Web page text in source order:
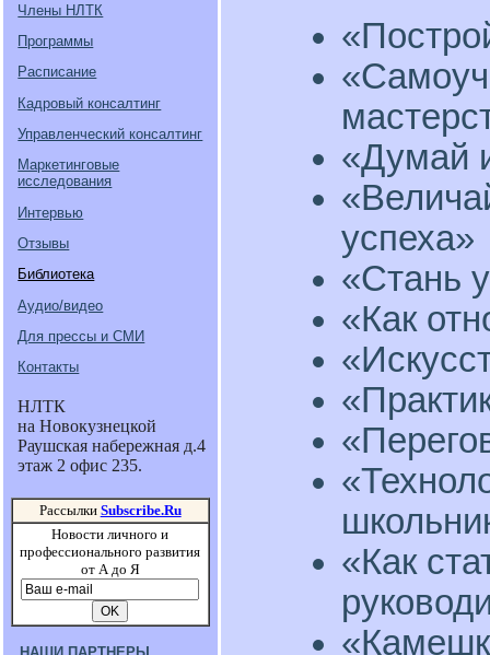
Члены НЛТК
Программы
Расписание
Кадровый консалтинг
Управленческий консалтинг
Маркетинговые
исследования
Интервью
Отзывы
Библиотека
Аудио/видео
Для прессы и СМИ
Контакты
НЛТК
на Новокузнецкой
Раушская набережная д.4
этаж 2 офис 235.
Рассылки Subscribe.Ru
Новости личного и
профессионального развития
от А до Я
«Думай
успеха»
«Стань
«Как
«Как